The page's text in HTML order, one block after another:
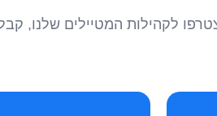
לקהילות המטיילים שלנו,